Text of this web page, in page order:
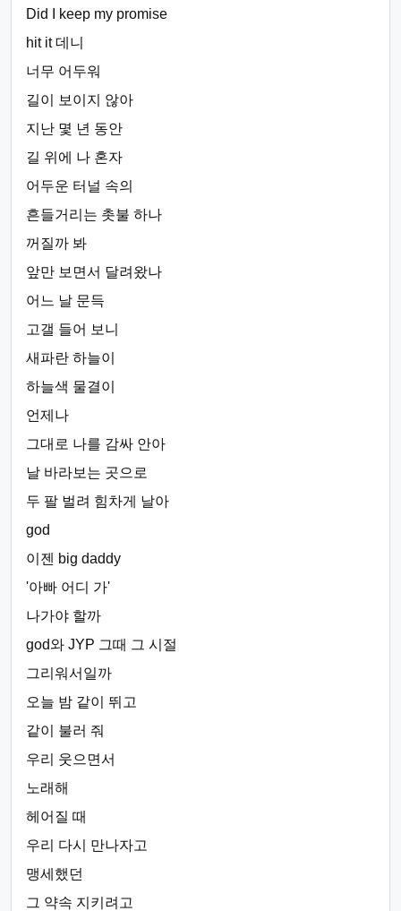
Did I keep my promise
hit it 데니
너무 어두워
길이 보이지 않아
지난 몇 년 동안
길 위에 나 혼자
어두운 터널 속의
흔들거리는 촛불 하나
꺼질까 봐
앞만 보면서 달려왔나
어느 날 문득
고갤 들어 보니
새파란 하늘이
하늘색 물결이
언제나
그대로 나를 감싸 안아
날 바라보는 곳으로
두 팔 벌려 힘차게 날아
god
이젠 big daddy
'아빠 어디 가'
나가야 할까
god와 JYP 그때 그 시절
그리워서일까
오늘 밤 같이 뛰고
같이 불러 줘
우리 웃으면서
노래해
헤어질 때
우리 다시 만나자고
맹세했던
그 약속 지키려고